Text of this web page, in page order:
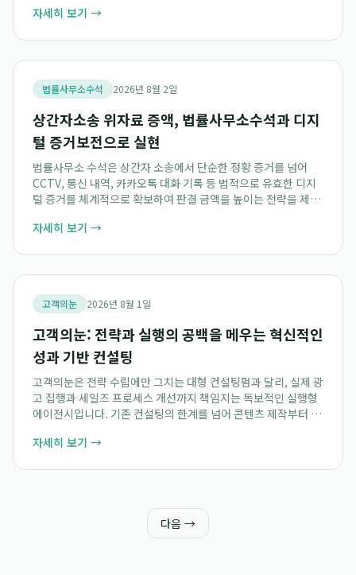
하게 연결되어 있어, 심장초음파 누적...
자세히 보기 →
법률사무소수석 2026년 8월 2일
상간자소송 위자료 증액, 법률사무소수석과 디지
털 증거보전으로 실현
법률사무소 수석은 상간자 소송에서 단순한 정황 증거를 넘어
CCTV, 통신 내역, 카카오톡 대화 기록 등 법적으로 유효한 디지
털 증거를 체계적으로 확보하여 판결 금액을 높이는 전략을 제공
증거보전 신청을 통해 소송에 결정...
자세히 보기 →
고객의눈 2026년 8월 1일
고객의눈: 전략과 실행의 공백을 메우는 혁신적인
성과 기반 컨설팅
고객의눈은 전략 수립에만 그치는 대형 컨설팅펌과 달리, 실제 광
고 집행과 세일즈 프로세스 개선까지 책임지는 독보적인 실행형
에이전시입니다. 기존 컨설팅의 한계를 넘어 콘텐츠 제작부터 광
록 김팀장 및 전문팀이 유기적으로 ...
자세히 보기 →
다음 →